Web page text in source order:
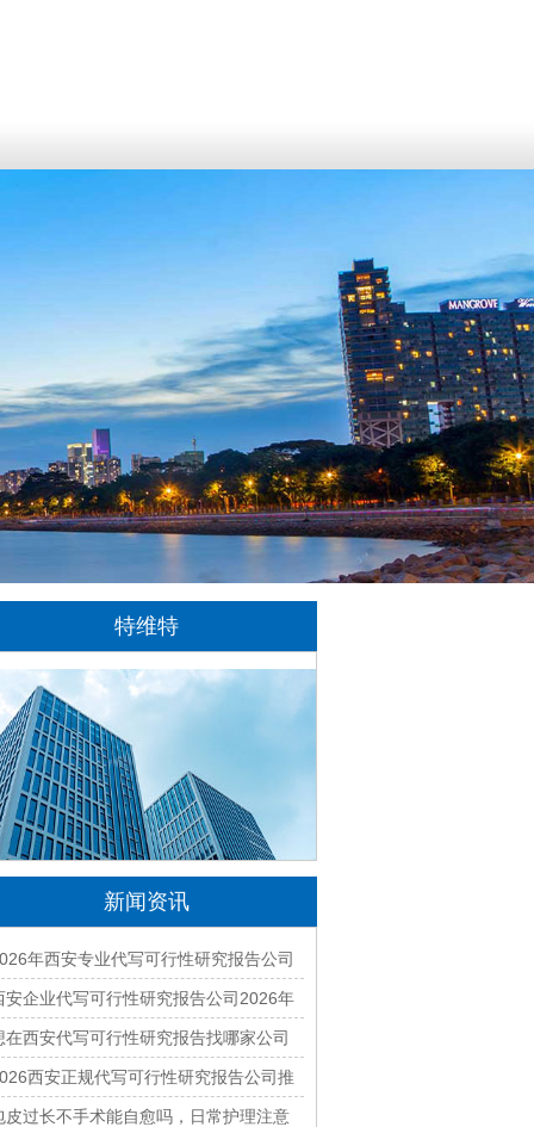
特维特
特维特科技（TecWit Technology）是一
专注于数字化技术创新与应用的科技企业。
司致力于为客户提供涵盖人工智能、软件开
、网站建设、云计算、大数据及数字营销等
域的综合解决方案...[详情]
新闻资讯
年西安专业代写可行性研究报告公司
哪些？本地正规资质团队汇总
安企业代写可行性研究报告公司2026年
新排名与收费标准全面解析
在西安代写可行性研究报告找哪家公司
？2026本地靠谱机构精选指南
西安正规代写可行性研究报告公司推
｜本地专业编制团队快速出稿
皮过长不手术能自愈吗，日常护理注意